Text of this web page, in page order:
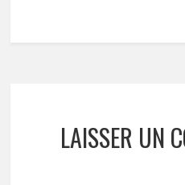
LAISSER UN